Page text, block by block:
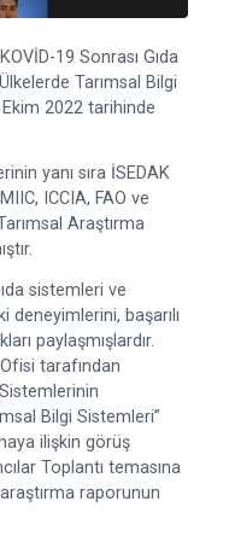
19 Sonrası Gıda
Tarımsal Bilgi
2022 tarihinde
yanı sıra İSEDAK
ICCIA, FAO ve
Araştırma
sistemleri ve
başarılı
paylaşmışlardır.
tarafından
Bilgi Sistemleri”
ilişkin görüş
Toplantı temasına
raporunun